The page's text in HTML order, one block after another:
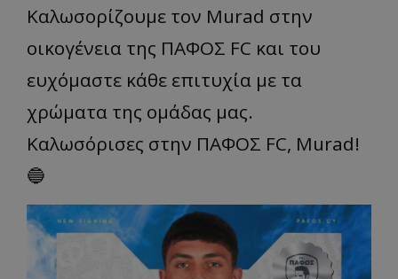
Καλωσορίζουμε τον Murad στην
οικογένεια της ΠΑΦΟΣ FC και του
ευχόμαστε κάθε επιτυχία με τα
χρώματα της ομάδας μας.
Καλωσόρισες στην ΠΑΦΟΣ FC, Murad!
🔵